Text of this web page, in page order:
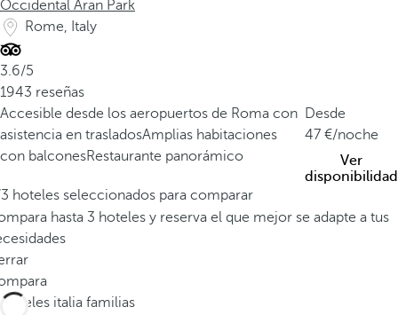
Occidental Aran Park
Rome, Italy
3.6/5
1943 reseñas
Accesible desde los aeropuertos de Roma con
asistencia en trasladosAmplias habitaciones
con balconesRestaurante panorámico
Desde
47
/noche
Ver
disponibilidad
hoteles seleccionados para comparar
hasta 3 hoteles y reserva el que mejor se adapte a tus
Hoteles italia familias